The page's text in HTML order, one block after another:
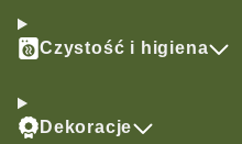
Czystość i higiena
Dekoracje